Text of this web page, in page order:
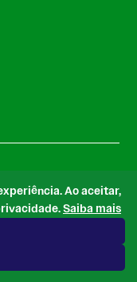
© 2026 CEMJ.
Ao aceitar,
Saiba mais